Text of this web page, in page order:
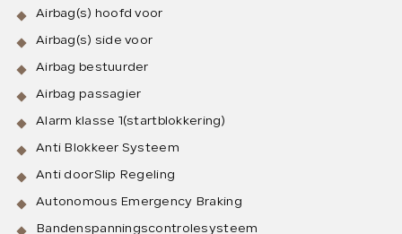
Airbag(s) hoofd voor
Airbag(s) side voor
Airbag bestuurder
Airbag passagier
Alarm klasse 1(startblokkering)
Anti Blokkeer Systeem
Anti doorSlip Regeling
Autonomous Emergency Braking
Bandenspanningscontrolesysteem